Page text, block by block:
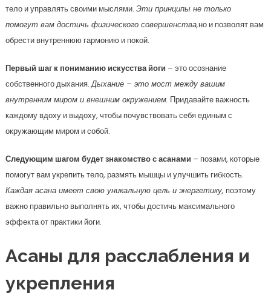
тело и управлять своими мыслями. Эти принципы не только
помогут вам достичь физического совершенства,но и позволят вам
обрести внутреннюю гармонию и покой.
Первый шаг к пониманию искусства йоги – это осознание
собственного дыхания.Дыхание – это мост между вашим
внутренним миром и внешним окружением. Придавайте важность
каждому вдоху и выдоху, чтобы почувствовать себя единым с
окружающим миром и собой.
Следующим шагом будет знакомство с асанами – позами, которые
помогут вам укрепить тело, размять мышцы и улучшить гибкость.
Каждая асана имеет свою уникальную цель и энергетику, поэтому
важно правильно выполнять их, чтобы достичь максимального
эффекта от практики йоги.
Асаны для расслабления и
укрепления